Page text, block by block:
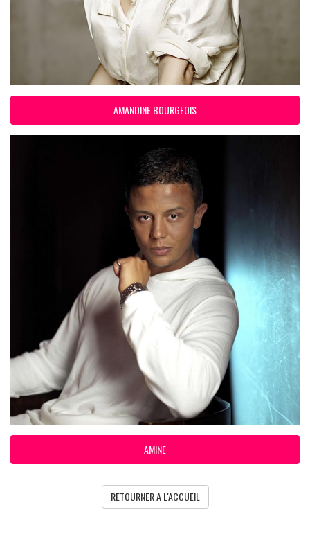
AMANDINE BOURGEOIS
AMINE
RETOURNER A L'ACCUEIL